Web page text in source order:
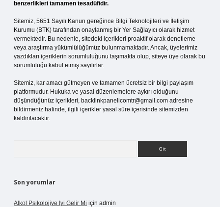
benzerlikleri tamamen tesadüfidir.
Sitemiz, 5651 Sayılı Kanun gereğince Bilgi Teknolojileri ve İletişim
Kurumu (BTK) tarafından onaylanmış bir Yer Sağlayıcı olarak hizmet
vermektedir. Bu nedenle, sitedeki içerikleri proaktif olarak denetleme
veya araştırma yükümlülüğümüz bulunmamaktadır. Ancak, üyelerimiz
yazdıkları içeriklerin sorumluluğunu taşımakta olup, siteye üye olarak bu
sorumluluğu kabul etmiş sayılırlar.
Sitemiz, kar amacı gütmeyen ve tamamen ücretsiz bir bilgi paylaşım
platformudur. Hukuka ve yasal düzenlemelere aykırı olduğunu
düşündüğünüz içerikleri, backlinkpanelicomtr@gmail.com adresine
bildirmeniz halinde, ilgili içerikler yasal süre içerisinde sitemizden
kaldırılacaktır.
Son yorumlar
Alkol Psikolojiye Iyi Gelir Mi için admin